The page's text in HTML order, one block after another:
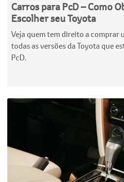
Carros para PcD – Como
Escolher seu Toyota
Veja quem tem direito a comprar
todas as versões da Toyota que
PcD.